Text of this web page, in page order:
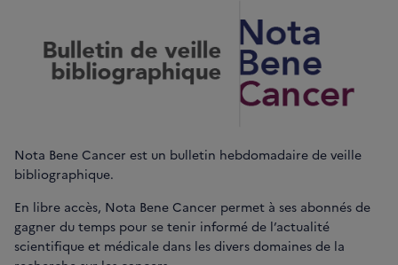
Nota Bene Cancer est un bulletin hebdomadaire de veille
bibliographique.
En libre accès, Nota Bene Cancer permet à ses abonnés de
gagner du temps pour se tenir informé de l’actualité
scientifique et médicale dans les divers domaines de la